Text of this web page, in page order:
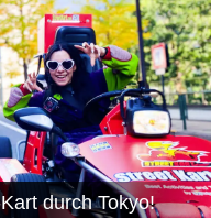
Buchung
Tokio Akihabara#1
Tokio Shibuya
Tokio Bucht
Osaka
durch Tokyo!